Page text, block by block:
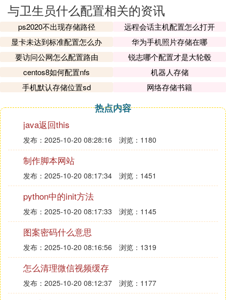
与卫生员什么配置相关的资讯
ps2020不出现存储路径
远程会话主机配置怎么打开
显卡未达到标准配置怎么办
华为手机照片存储在哪
要访问公网怎么配置路由
锐志哪个配置才是大轮毂
centos8如何配置nfs
机器人存储
手机默认存储位置sd
网络存储书籍
热点内容
java返回this
发布：2025-10-20 08:28:16 浏览：1180
制作脚本网站
发布：2025-10-20 08:17:34 浏览：1451
python中的init方法
发布：2025-10-20 08:17:33 浏览：1145
图案密码什么意思
发布：2025-10-20 08:16:56 浏览：1319
怎么清理微信视频缓存
发布：2025-10-20 08:12:37 浏览：1177